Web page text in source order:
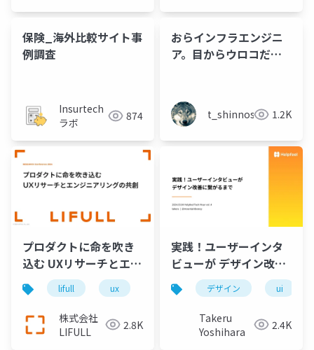
保険_海外比較サイト事
例調査
Insurtech
ラボ
874
おらインフラエンジニ
ア。目からウロコだっ
t_shinnosuke 1.2K
プロダクトに命を吹き
込む UXリサーチとエン
ジニアリングの共創
lifull ux uxリサーチ
株式会社
LIFULL
2.8K
実践！ユーザーインタ
ビューが デザイン改善
に繋がるまで
デザイン ui
Takeru
Yoshihara
2.4K